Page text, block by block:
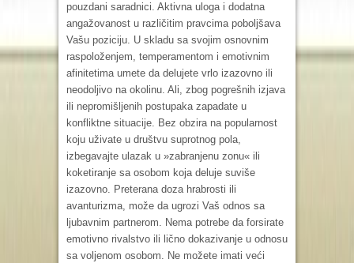
pouzdani saradnici. Aktivna uloga i dodatna
angažovanost u različitim pravcima poboljšava
Vašu poziciju. U skladu sa svojim osnovnim
raspoloženjem, temperamentom i emotivnim
afinitetima umete da delujete vrlo izazovno ili
neodoljivo na okolinu. Ali, zbog pogrešnih izjava
ili nepromišljenih postupaka zapadate u
konfliktne situacije. Bez obzira na popularnost
koju uživate u društvu suprotnog pola,
izbegavajte ulazak u »zabranjenu zonu« ili
koketiranje sa osobom koja deluje suviše
izazovno. Preterana doza hrabrosti ili
avanturizma, može da ugrozi Vaš odnos sa
ljubavnim partnerom. Nema potrebe da forsirate
emotivno rivalstvo ili lično dokazivanje u odnosu
sa voljenom osobom. Ne možete imati veći